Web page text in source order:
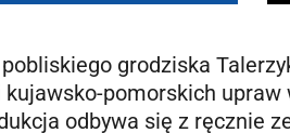
grodziska
pomorskich
odbywa się z ręcznie